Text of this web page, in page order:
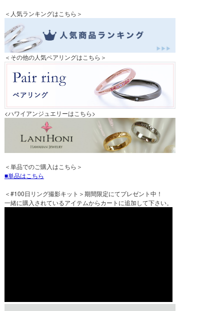
＜人気ランキングはこちら＞
＜その他の人気ペアリングはこちら＞
<ハワイアンジュエリーはこちら>
＜単品でのご購入はこちら＞
単品はこちら
＜#100日リング撮影キット＞期間限定にてプレゼント中！
一緒に購入されているアイテムからカートに追加して下さい。